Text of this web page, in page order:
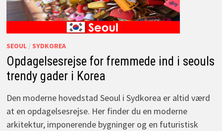
SEOUL/ SYDKOREA
Opdagelsesrejse for fremmede ind i seouls
trendy gader i Korea
Den moderne hovedstad Seoul i Sydkorea er altid værd
at en opdagelsesrejse. Her finder du en moderne
arkitektur, imponerende bygninger og en futuristisk